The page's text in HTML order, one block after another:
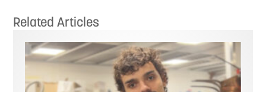
Related Articles